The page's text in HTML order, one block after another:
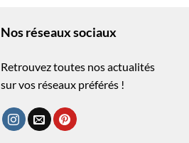
Nos réseaux sociaux
Retrouvez toutes nos actualités
sur vos réseaux préférés !